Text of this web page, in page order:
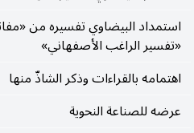
استمداد البيضاوي تفسيره من
«تفسير الراغب الأصفهاني»
اهتمامه بالقراءات وذكر الشاذّ منها
عرضه للصناعة النحوية